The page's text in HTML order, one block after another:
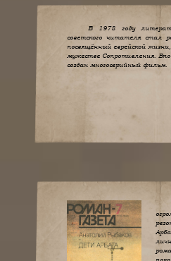
В 1978 году
советского читателя стал
посвящённый еврейской
мужестве Сопротивления.
создан многосерийный фильм.